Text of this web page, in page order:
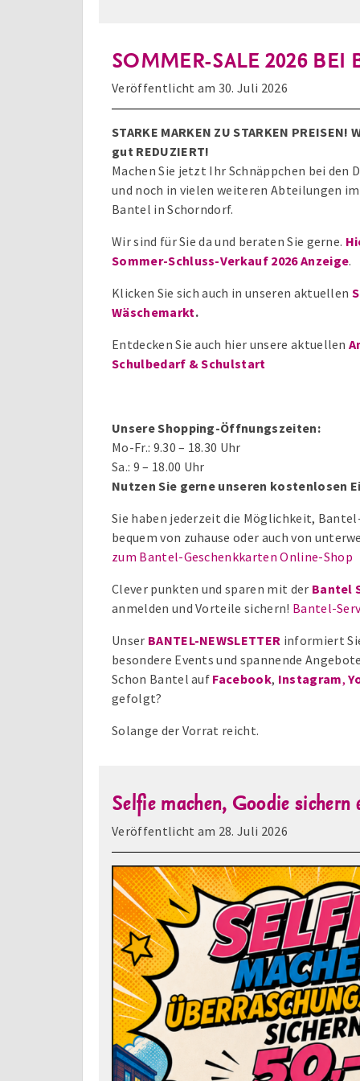
SOMMER-SALE 2026 BEI
Veröffentlicht am 30. Juli 2026
STARKE MARKEN ZU STARKEN PREISEN!
gut REDUZIERT!
Machen Sie jetzt Ihr Schnäppchen bei den
und noch in vielen weiteren Abteilungen
Bantel in Schorndorf.
Wir sind für Sie da und beraten Sie gerne.
Sommer-Schluss-Verkauf 2026 Anzeige.
Klicken Sie sich auch in unseren aktuellen
Wäschemarkt.
Entdecken Sie auch hier unsere aktuellen
Schulbedarf & Schulstart
Unsere Shopping-Öffnungszeiten:
Mo-Fr.: 9.30 – 18.30 Uhr
Sa.: 9 – 18.00 Uhr
Nutzen Sie gerne unseren kostenlosen
Sie haben jederzeit die Möglichkeit,
bequem von zuhause oder auch von
zum Bantel-Geschenkkarten Online-Shop
Clever punkten und sparen mit der Bantel
anmelden und Vorteile sichern! Bantel-
Unser BANTEL-NEWSLETTER informiert
besondere Events und spannende
Schon Bantel auf Facebook, Instagram,
gefolgt?
Solange der Vorrat reicht.
Selfie machen, Goodie
Veröffentlicht am 28. Juli 2026